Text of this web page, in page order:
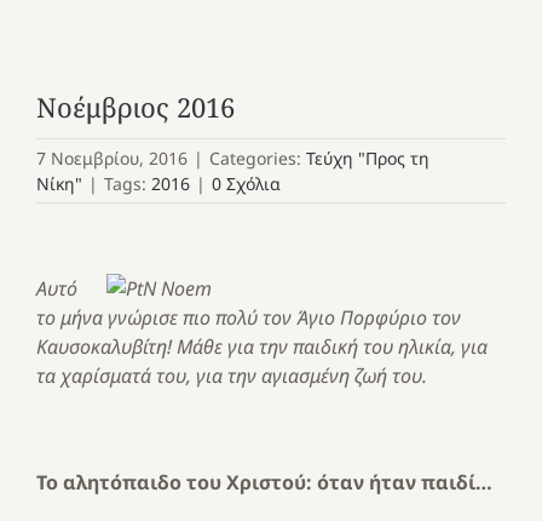
Νοέμβριος 2016
7 Νοεμβρίου, 2016 | Categories: Τεύχη "Προς τη
Νίκη" | Tags: 2016 | 0 Σχόλια
Αυτό
το μήνα γνώρισε πιο πολύ τον Άγιο Πορφύριο τον
Καυσοκαλυβίτη! Μάθε για την παιδική του ηλικία, για
τα χαρίσματά του, για την αγιασμένη ζωή του.
Το αλητόπαιδο του Χριστού: όταν ήταν παιδί…